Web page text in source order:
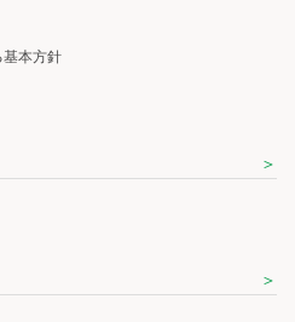
基本方針